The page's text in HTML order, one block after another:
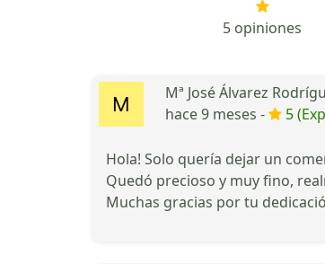
5 opiniones
Mª José Álvarez
hace 9 meses -
5
Hola! Solo quería dejar un
Quedó precioso y muy fino,
Muchas gracias por tu